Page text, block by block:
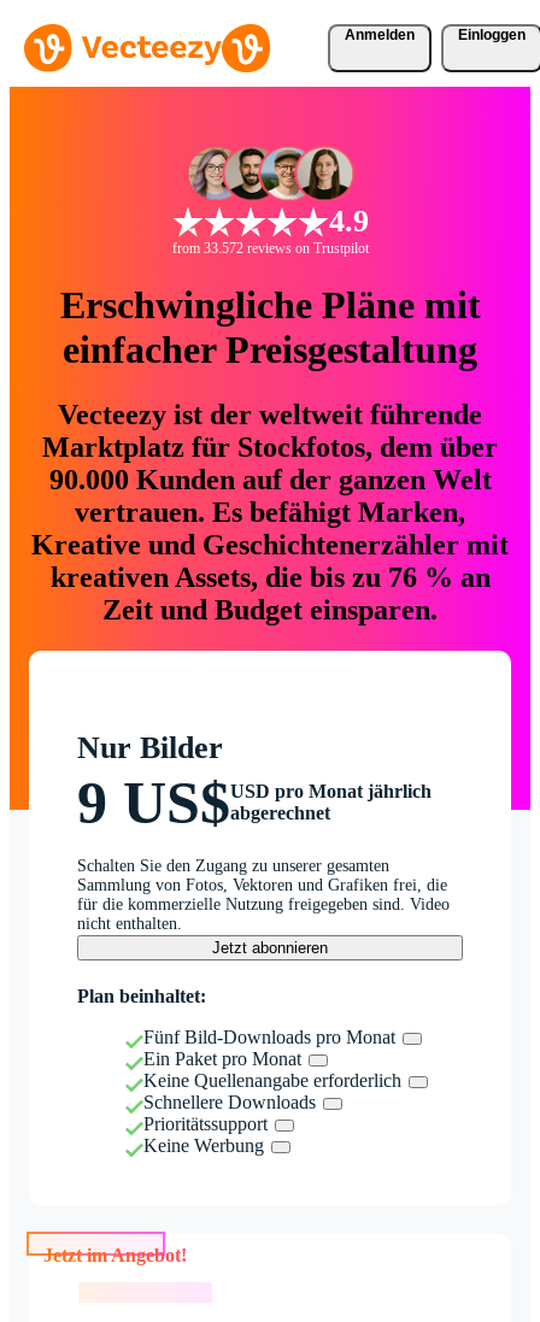
Anmelden Einloggen
4.9
from 33.572 reviews on Trustpilot
Erschwingliche Pläne mit
einfacher Preisgestaltung
Vecteezy ist der weltweit führende
Marktplatz für Stockfotos, dem über
90.000 Kunden auf der ganzen Welt
vertrauen. Es befähigt Marken,
Kreative und Geschichtenerzähler mit
kreativen Assets, die bis zu 76 % an
Zeit und Budget einsparen.
Nur Bilder
9 US$USD pro Monat jährlich
abgerechnet
Schalten Sie den Zugang zu unserer gesamten
Sammlung von Fotos, Vektoren und Grafiken frei, die
für die kommerzielle Nutzung freigegeben sind. Video
nicht enthalten.
Jetzt abonnieren
Plan beinhaltet:
Fünf Bild-Downloads pro Monat
Ein Paket pro Monat
Keine Quellenangabe erforderlich
Schnellere Downloads
Prioritätssupport
Keine Werbung
Jetzt im Angebot!